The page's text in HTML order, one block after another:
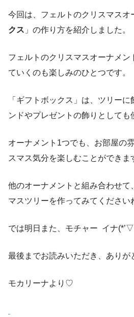
今回は、フェルトのクリスマスオ
クス 」の作り方を紹介しました。
フェルトのクリスマスオーナメン
ていくのも楽しみのひとつです。
「ギフトボックス」は、ツリー
ンドやプレゼントの飾りとしても
オーナメント1つでも、お部屋の
スマス気分を楽しむことができま
他のオーナメントと組み合わせて
マスツリーを作ってみてください
では明日また、モチャー イナ
最後までお読みいただき、ありが
モカリーナより♡